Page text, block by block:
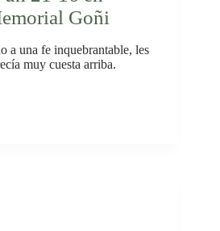
Goñi
a una fe inquebrantable, les
muy cuesta arriba.